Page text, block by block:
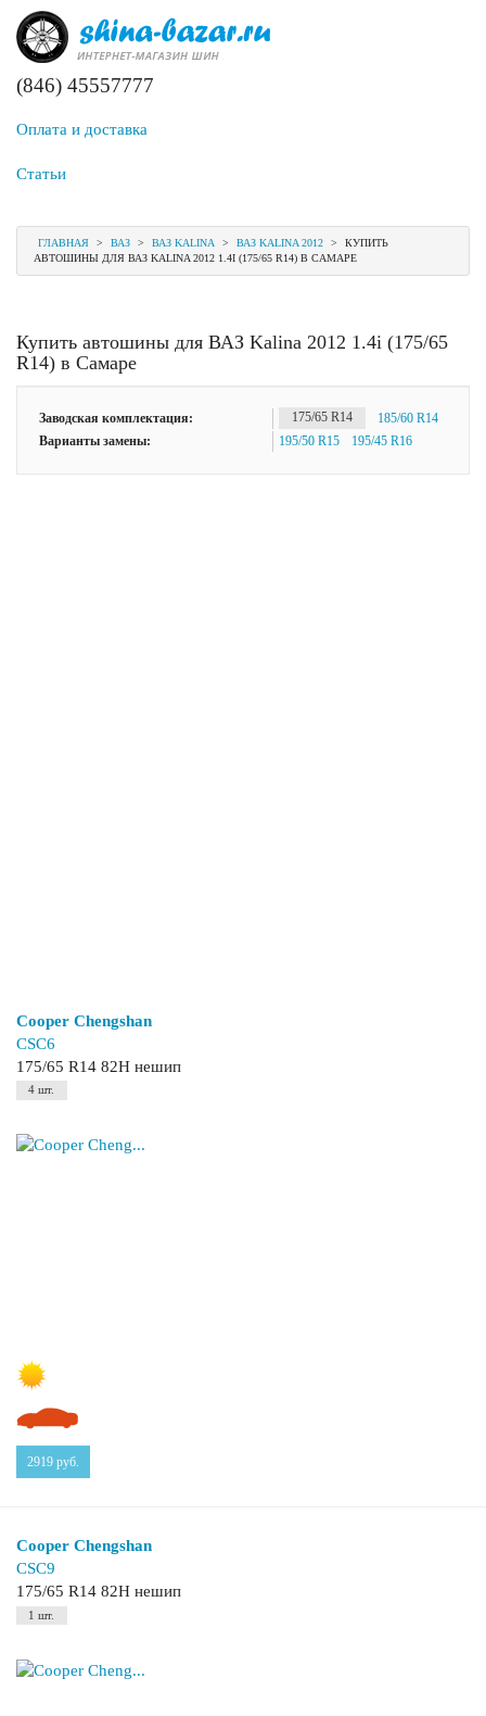
(846) 45557777
Оплата и доставка
Статьи
ГЛАВНАЯ > ВАЗ > ВАЗ KALINA > ВАЗ KALINA 2012 >
КУПИТЬ
АВТОШИНЫ ДЛЯ ВАЗ KALINA 2012 1.4I (175/65 R14) В САМАРЕ
Купить автошины для ВАЗ Kalina 2012 1.4i (175/65
R14) в Самаре
Заводская комплектация: 175/65 R14
185/60 R14
Варианты замены:
195/50 R15 195/45 R16
Cooper Chengshan
CSC6
175/65 R14 82H нешип
4 шт.
2919 руб.
Cooper Chengshan
CSC9
175/65 R14 82H нешип
1 шт.